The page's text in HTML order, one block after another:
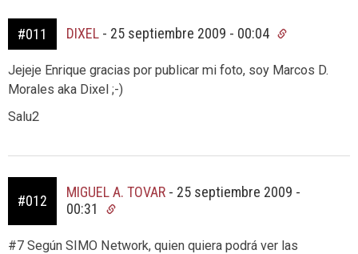
#011 DIXEL - 25 septiembre 2009 - 00:04
Jejeje Enrique gracias por publicar mi foto, soy Marcos D.
Morales aka Dixel ;-)
Salu2
#012
MIGUEL A. TOVAR - 25 septiembre 2009 -
00:31
#7 Según SIMO Network, quien quiera podrá ver las